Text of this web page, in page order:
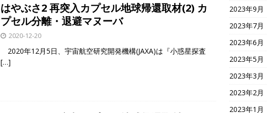
はやぶさ2 再突入カプセル地球帰還取材(2) カ
プセル分離・退避マヌーバ
2020-12-20
2020年12月5日、宇宙航空研究開発機構(JAXA)は『小惑星探査
[…]
2023年9月
2023年7月
2023年6月
2023年5月
2023年3月
2023年2月
2023年1月